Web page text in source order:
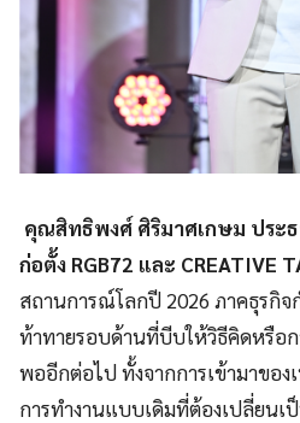
คุณสิทธิพงศ์ ศิริมาศเกษม ประ
ก่อตั้ง RGB72 และ CREATIVE
สถานการณ์โลกปี 2026 ภาคธุรกิ
ท้าทายรอบด้านที่บีบให้วิธีคิดหรือ
พออีกต่อไป ทั้งจากการเข้ามาขอ
การทำงานแบบเดิมที่ต้องเปลี่ยนเ